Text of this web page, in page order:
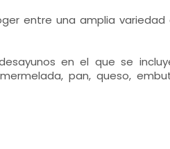
entre una amplia
en el que se
pan, queso,